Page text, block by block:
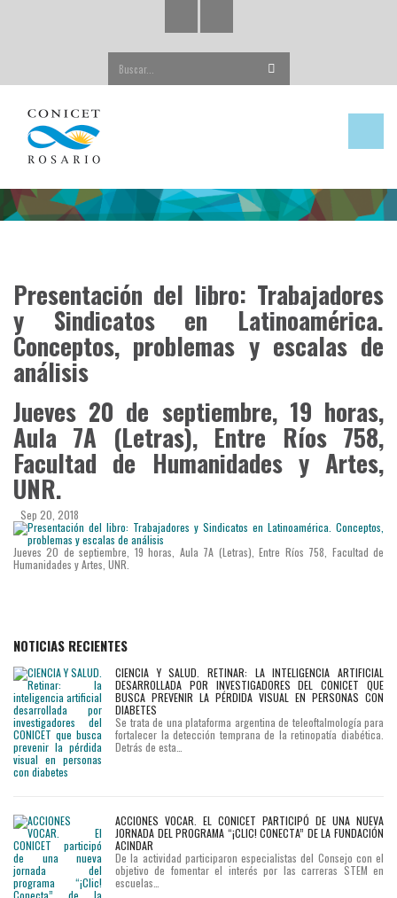
Presentación del libro: Trabajadores
y Sindicatos en Latinoamérica.
Conceptos, problemas y escalas de
análisis
Jueves 20 de septiembre, 19 horas,
Aula 7A (Letras), Entre Ríos 758,
Facultad de Humanidades y Artes,
UNR.
Sep 20, 2018
Jueves 20 de septiembre, 19 horas, Aula 7A (Letras), Entre Ríos 758, Facultad de
Humanidades y Artes, UNR.
NOTICIAS RECIENTES
CIENCIA Y SALUD. RETINAR: LA INTELIGENCIA ARTIFICIAL
DESARROLLADA POR INVESTIGADORES DEL CONICET QUE
BUSCA PREVENIR LA PÉRDIDA VISUAL EN PERSONAS CON
DIABETES
Se trata de una plataforma argentina de teleoftalmología para
fortalecer la detección temprana de la retinopatía diabética.
Detrás de esta…
ACCIONES VOCAR. EL CONICET PARTICIPÓ DE UNA NUEVA
JORNADA DEL PROGRAMA “¡CLIC! CONECTA” DE LA FUNDACIÓN
ACINDAR
De la actividad participaron especialistas del Consejo con el
objetivo de fomentar el interés por las carreras STEM en
escuelas…